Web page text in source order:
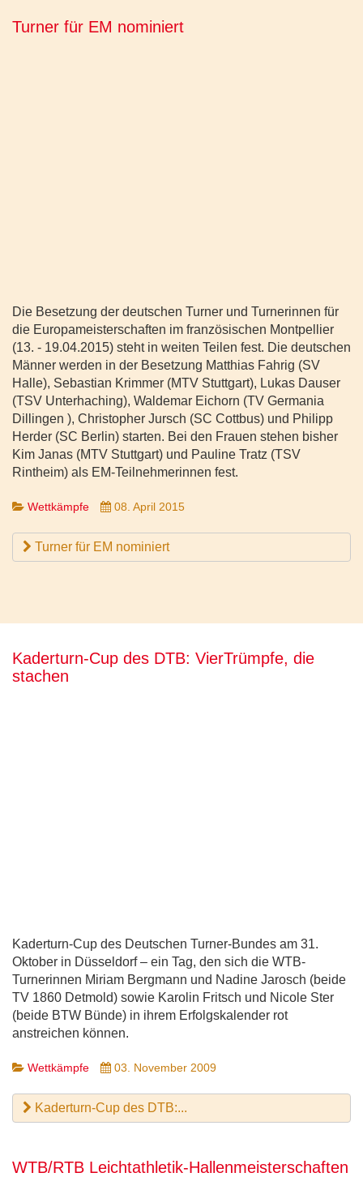
Turner für EM nominiert
Die Besetzung der deutschen Turner und Turnerinnen für
die Europameisterschaften im französischen Montpellier
(13. - 19.04.2015) steht in weiten Teilen fest. Die deutschen
Männer werden in der Besetzung Matthias Fahrig (SV
Halle), Sebastian Krimmer (MTV Stuttgart), Lukas Dauser
(TSV Unterhaching), Waldemar Eichorn (TV Germania
Dillingen ), Christopher Jursch (SC Cottbus) und Philipp
Herder (SC Berlin) starten. Bei den Frauen stehen bisher
Kim Janas (MTV Stuttgart) und Pauline Tratz (TSV
Rintheim) als EM-Teilnehmerinnen fest.
Wettkämpfe 08. April 2015
Turner für EM nominiert
Kaderturn-Cup des DTB: VierTrümpfe, die
stachen
Kaderturn-Cup des Deutschen Turner-Bundes am 31.
Oktober in Düsseldorf – ein Tag, den sich die WTB-
Turnerinnen Miriam Bergmann und Nadine Jarosch (beide
TV 1860 Detmold) sowie Karolin Fritsch und Nicole Ster
(beide BTW Bünde) in ihrem Erfolgskalender rot
anstreichen können.
Wettkämpfe 03. November 2009
Kaderturn-Cup des DTB:...
WTB/RTB Leichtathletik-Hallenmeisterschaften